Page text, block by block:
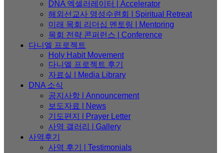
DNA 엑셀러레이터​ | Accelerator
해외선교사 영성수련회 | Spiritual Retreat
미래 목회 리더십 멘토링 | Mentoring
목회 전략 콘퍼런스 | Conference
다니엘 프로젝트
Holy Habit Movement
다니엘 프로젝트 후기
자료실 | Media Library
DNA 소식
공지사항 | Announcement
보도자료 | News
기도편지 | Prayer Letter
사역 갤러리 | Gallery
사역후기
사역 후기 | Testimonials